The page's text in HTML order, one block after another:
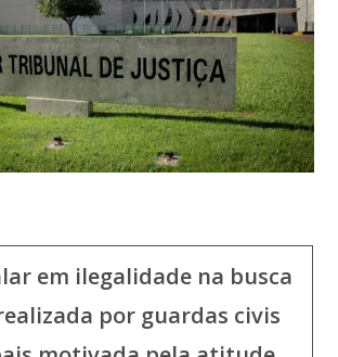
em ilegalidade na busca
por guardas civis